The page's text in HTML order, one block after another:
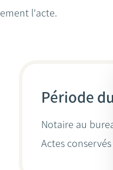
l'acte.
Période
Notaire au
Actes conservés